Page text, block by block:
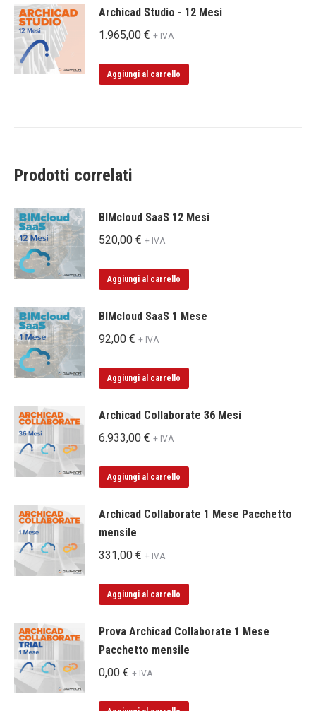
Archicad Studio - 12 Mesi
1.965,00 € + IVA
Aggiungi al carrello
Prodotti correlati
BIMcloud SaaS 12 Mesi
520,00 € + IVA
Aggiungi al carrello
BIMcloud SaaS 1 Mese
92,00 € + IVA
Aggiungi al carrello
Archicad Collaborate 36 Mesi
6.933,00 € + IVA
Aggiungi al carrello
Archicad Collaborate 1 Mese Pacchetto
mensile
331,00 € + IVA
Aggiungi al carrello
Prova Archicad Collaborate 1 Mese
Pacchetto mensile
0,00 € + IVA